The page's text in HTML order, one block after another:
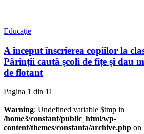
Educaţie
A început înscrierea copiilor la
Părinții caută școli de fițe și dau
de flotant
Pagina 1 din 11
Warning: Undefined variable $tmp in
/home3/constant/public_html/wp-
content/themes/constanta/archive.php on